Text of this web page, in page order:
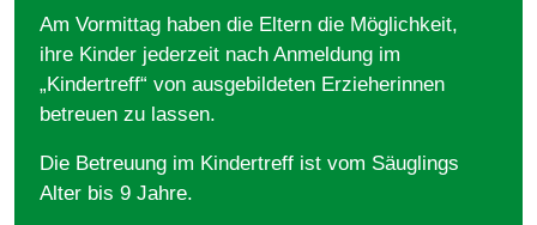
Am Vormittag haben die Eltern die Möglichkeit,
ihre Kinder jederzeit nach Anmeldung im
„Kindertreff“ von ausgebildeten Erzieherinnen
betreuen zu lassen.
Die Betreuung im Kindertreff ist vom Säuglings
Alter bis 9 Jahre.